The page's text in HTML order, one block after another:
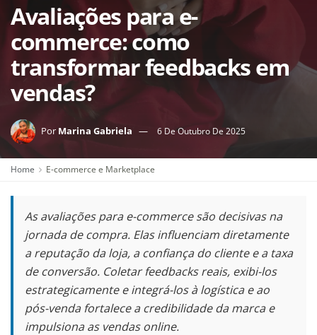
Avaliações para e-
commerce: como
transformar feedbacks em
vendas?
Por Marina Gabriela 6 De Outubro De 2025
Home E-commerce e Marketplace
As avaliações para e-commerce são decisivas na
jornada de compra. Elas influenciam diretamente
a reputação da loja, a confiança do cliente e a taxa
de conversão. Coletar feedbacks reais, exibi-los
estrategicamente e integrá-los à logística e ao
pós-venda fortalece a credibilidade da marca e
impulsiona as vendas online.